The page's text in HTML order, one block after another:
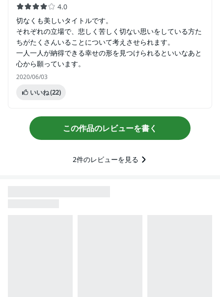
4.0
切なくも美しいタイトルです。
それぞれの立場で、悲しく苦しく切ない思いをしている方た
ちがたくさんいることについて考えさせられます。
一人一人が納得できる幸せの形を見つけられるといいなあと
心から願っています。
2020/06/03
いいね(22)
この作品のレビューを書く
2件のレビューを見る